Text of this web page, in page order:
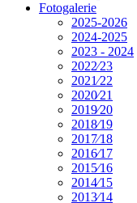
Fotogalerie
2025-2026
2024-2025
2023 - 2024
2022⁄23
2021⁄22
2020⁄21
2019⁄20
2018⁄19
2017⁄18
2016⁄17
2015⁄16
2014⁄15
2013⁄14